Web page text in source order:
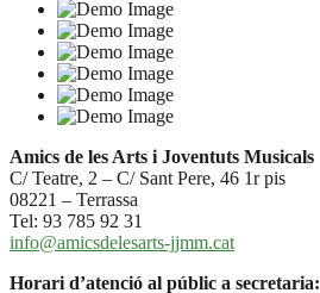
Amics de les Arts i Joventuts Musicals
C/ Teatre, 2 – C/ Sant Pere, 46 1r pis
08221 – Terrassa
Tel: 93 785 92 31
info@amicsdelesarts-jjmm.cat
Horari d’atenció al públic a secretaria: